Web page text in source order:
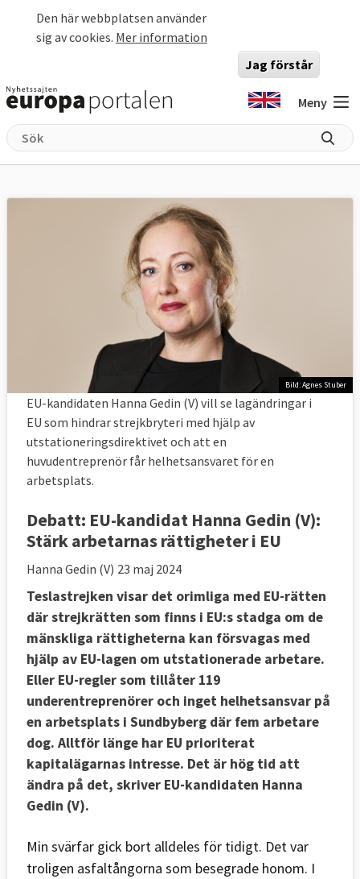
Den här webbplatsen använder
sig av cookies. Mer information
Jag förstår
Meny
Bild: Agnes Stuber
EU-kandidaten Hanna Gedin (V) vill se lagändringar i
EU som hindrar strejkbryteri med hjälp av
utstationeringsdirektivet och att en
huvudentreprenör får helhetsansvaret för en
arbetsplats.
Debatt: EU-kandidat Hanna Gedin (V):
Stärk arbetarnas rättigheter i EU
Hanna Gedin (V) 23 maj 2024
Teslastrejken visar det orimliga med EU-rätten
där strejkrätten som finns i EU:s stadga om de
mänskliga rättigheterna kan försvagas med
hjälp av EU-lagen om utstationerade arbetare.
Eller EU-regler som tillåter 119
underentreprenörer och inget helhetsansvar på
en arbetsplats i Sundbyberg där fem arbetare
dog. Alltför länge har EU prioriterat
kapitalägarnas intresse. Det är hög tid att
ändra på det, skriver EU-kandidaten Hanna
Gedin (V).
Min svärfar gick bort alldeles för tidigt. Det var
troligen asfaltångorna som besegrade honom. I